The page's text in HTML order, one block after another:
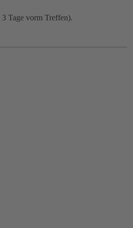
Tage vorm Treffen).